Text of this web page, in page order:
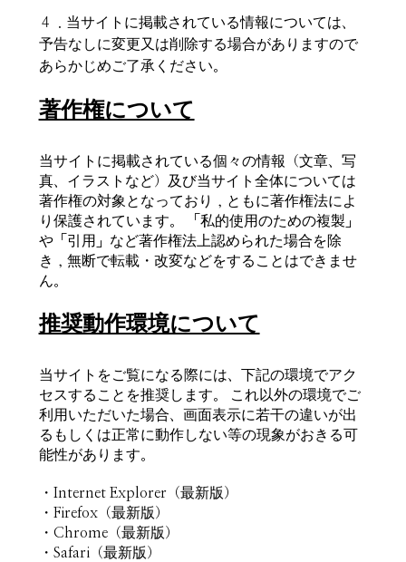
４．当サイトに掲載されている情報については、
予告なしに変更又は削除する場合がありますので
あらかじめご了承ください。
著作権について
当サイトに掲載されている個々の情報（文章、写
真、イラストなど）及び当サイト全体については
著作権の対象となっており，ともに著作権法によ
り保護されています。 「私的使用のための複製」
や「引用」など著作権法上認められた場合を除
き，無断で転載・改変などをすることはできませ
ん。
推奨動作環境について
当サイトをご覧になる際には、下記の環境でアク
セスすることを推奨します。 これ以外の環境でご
利用いただいた場合、画面表示に若干の違いが出
るもしくは正常に動作しない等の現象がおきる可
能性があります。
・Internet Explorer（最新版）
・Firefox（最新版）
・Chrome（最新版）
・Safari（最新版）